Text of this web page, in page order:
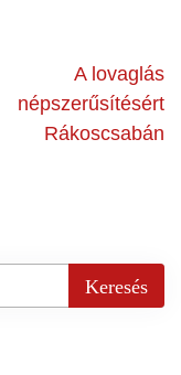
A lovaglás
népszerűsítésért
Rákoscsabán